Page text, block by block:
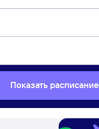
Показать расписание